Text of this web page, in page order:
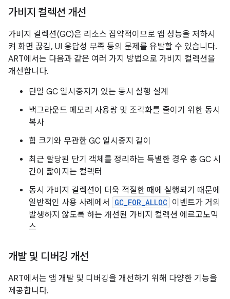
가비지 컬렉션 개선
가비지 컬렉션(GC)은 리소스 집약적이므로 앱 성능을 저하시
켜 화면 끊김, UI 응답성 부족 등의 문제를 유발할 수 있습니다.
ART에서는 다음과 같은 여러 가지 방법으로 가비지 컬렉션을
개선합니다.
단일 GC 일시중지가 있는 동시 실행 설계
백그라운드 메모리 사용량 및 조각화를 줄이기 위한 동시
복사
힙 크기와 무관한 GC 일시중지 길이
최근 할당된 단기 객체를 정리하는 특별한 경우 총 GC 시
간이 짧아지는 컬렉터
동시 가비지 컬렉션이 더욱 적절한 때에 실행되기 때문에
일반적인 사용 사례에서
GC_FOR_ALLOC 이벤트가 거의
발생하지 않도록 하는 개선된 가비지 컬렉션 에르고노믹
스
개발 및 디버깅 개선
ART에서는 앱 개발 및 디버깅을 개선하기 위해 다양한 기능을
제공합니다.